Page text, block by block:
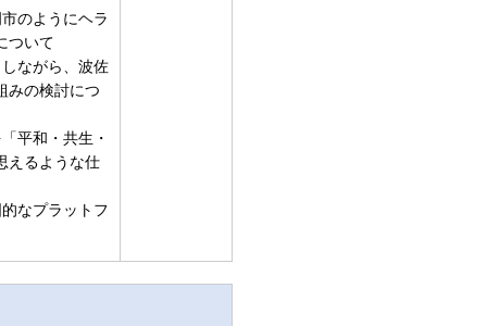
のようにヘラ
ついて
ながら、波佐
みの検討につ
平和・共生・
えるような仕
なプラットフ